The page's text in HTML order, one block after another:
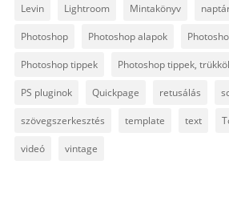
Levin Lightroom Mintakönyv
Photoshop Photoshop alapok
Photoshop tippek Photoshop tippek,
PS pluginok Quickpage retusálás
szövegszerkesztés template text
videó vintage